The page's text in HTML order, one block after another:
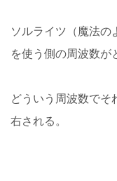
ソルライツ（魔法の
を使う側の周波数が
どういう周波数でそ
右される。